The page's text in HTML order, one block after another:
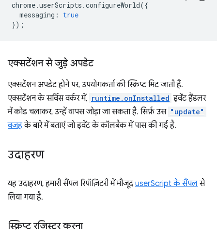
chrome.userScripts .configureWorld({
messaging :
true
});
एक्सटेंशन से जुड़े अपडेट
एक्सटेंशन अपडेट होने पर, उपयोगकर्ता की स्क्रिप्ट मिट जाती हैं.
एक्सटेंशन के सर्विस वर्कर में, runtime.onInstalled इवेंट हैंडलर
में कोड चलाकर, उन्हें वापस जोड़ा जा सकता है. सिर्फ़ उस "update"
वजहके बारे में बताएं जो इवेंट के कॉलबैक में पास की गई है.
उदाहरण
यह उदाहरण, हमारी सैंपल रिपॉज़िटरी में मौजूद userScript के सैंपलसे
लिया गया है.
स्क्रिप्ट रजिस्टर करना